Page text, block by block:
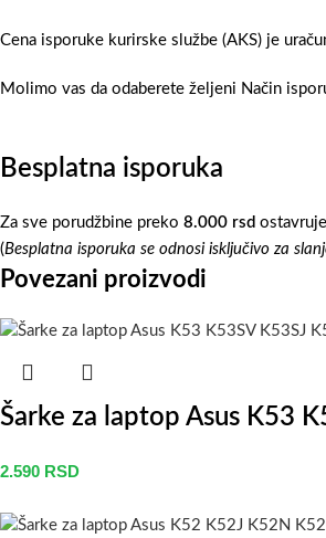
Cena isporuke kurirske službe (AKS) je
Molimo vas da odaberete željeni Način
Besplatna isporuka
Za sve porudžbine preko 8.000 rsd
(Besplatna isporuka se odnosi isključivo za
Povezani proizvodi
Šarke za laptop Asus K53
2.590 RSD